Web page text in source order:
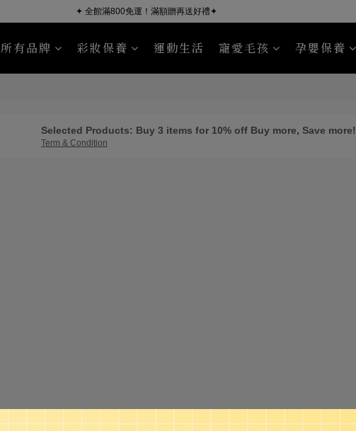
✦ 全館滿800免運！滿額贈再送好禮✦
所有品牌 彩妝保養 運動生活 寵愛毛孩 孕嬰保養
Selected Products: Buy 3 items for 10% off Buy more, Save more!
Term & Condition